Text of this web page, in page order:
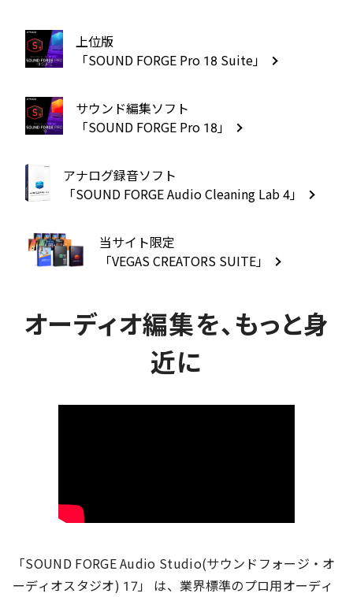
上位版
「SOUND FORGE Pro 18 Suite」
サウンド編集ソフト
「SOUND FORGE Pro 18」
アナログ録音ソフト
「SOUND FORGE Audio Cleaning Lab 4」
当サイト限定
「VEGAS CREATORS SUITE」
オーディオ編集を、もっと身
近に
「SOUND FORGE Audio Studio(サウンドフォージ・オ
ーディオスタジオ) 17」 は、業界標準のプロ用オーディ